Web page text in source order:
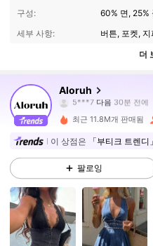
구성:
60% 면, 25%
세부 사항:
버튼, 포켓, 지
더
Aloruh
5***7 다음
z***b 가 탐색 중입니다
4.87
2.6M 팔로워
4.87 2.6M 팔로워
4.87 2.6M 팔로워
최근 11.8M개 판매됨
이 상점은 「부티크 트렌디」
팔로잉